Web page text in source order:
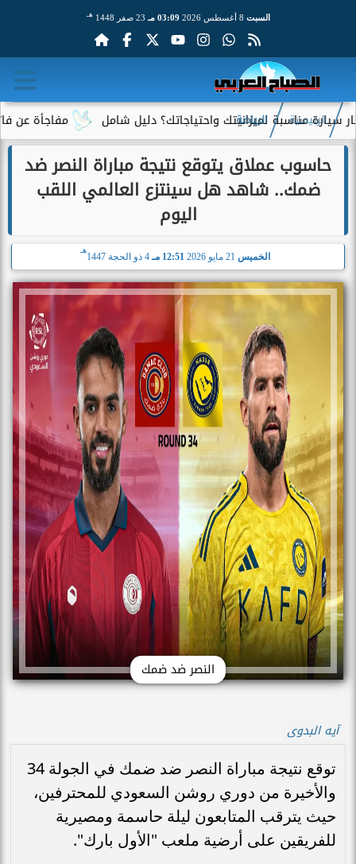
السبت 03:09 مـ 23 صفر 1448 هـ
مفاجأة عن فاتورة لميزانيتك واحتياجاتك؟ دليل شامل
الرئيسية الرياضة
حاسوب عملاق يتوقع نتيجة مباراة النصر ضد
ضمك.. شاهد هل سينتزع العالمي اللقب
اليوم
الخميس 12:51 مـ 4 ذو الحجة 1447
هـ
النصر ضد ضمك
آيه البدوى
توقع نتيجة مباراة النصر ضد ضمك في الجولة 34
والأخيرة من دوري روشن السعودي للمحترفين،
حيث يترقب المتابعون ليلة حاسمة ومصيرية
للفريقين على أرضية ملعب "الأول بارك".